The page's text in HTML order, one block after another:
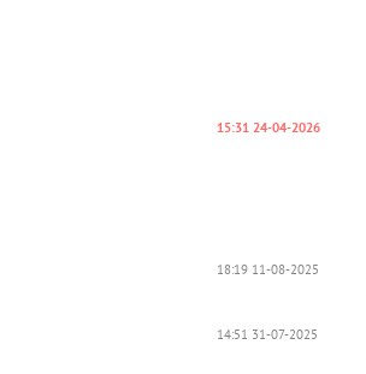
15:31 24-04-2026
18:19 11-08-2025
14:51 31-07-2025